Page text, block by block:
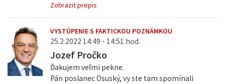
Zobrazit prepis
VYSTÚPENIE S FAKTICKOU POZNÁMKOU
25.2.2022 14:49 - 14:51 hod.
Jozef Pročko
Ďakujem veľmi pekne.
Pán poslanec Osuský, vy ste tam spomínali